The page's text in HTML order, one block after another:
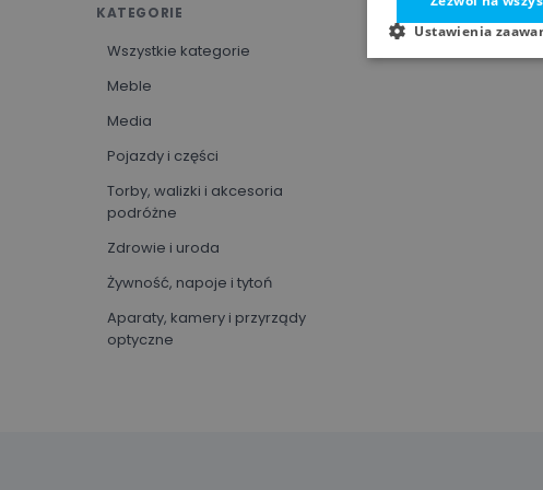
KATEGORIE
Wszystkie kategorie
Meble
Media
Pojazdy i części
Torby, walizki i akcesoria
podróżne
Zdrowie i uroda
Żywność, napoje i tytoń
Aparaty, kamery i przyrządy
optyczne
Ustawienia